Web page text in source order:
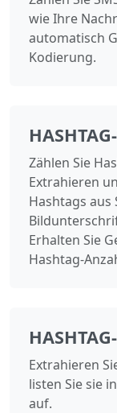
wie Ihre
automatisch
Kodierung.
Zählen Sie
Extrahieren
Hashtags aus
Erhalten Sie
Hashtag-
Extrahieren
listen Sie sie
auf.